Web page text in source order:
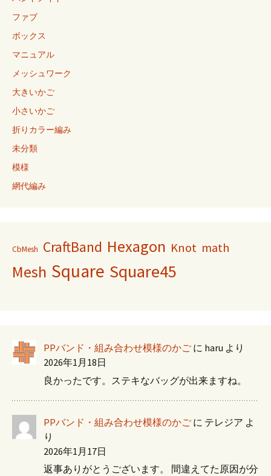
ファブ
ボックス
マニュアル
メッシュワーク
大きいかご
小さいかご
折りカラー編み
未分類
模様
網代編み
CbMesh CraftBand Hexagon Knot math
Mesh Square Square45
PPバンド・組み合わせ模様のかご に haru より
2026年1月18日
良かったです。ステキなバッグが出来ますね。
PPバンド・組み合わせ模様のかご に テレジア よ
り
2026年1月17日
返事ありがとうございます。 間違えてた原因が分